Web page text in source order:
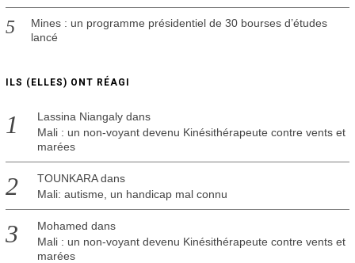
Mines : un programme présidentiel de 30 bourses d’études
lancé
ILS (ELLES) ONT RÉAGI
Lassina Niangalydans
Mali : un non-voyant devenu Kinésithérapeute contre vents et
marées
TOUNKARAdans
Mali: autisme, un handicap mal connu
Mohamed dans
Mali : un non-voyant devenu Kinésithérapeute contre vents et
marées